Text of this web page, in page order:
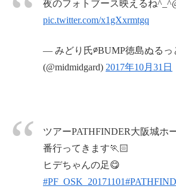
夜のフォトブース映えるね
pic.twitter.com/x1gXxrmtgq
— みどり氏∅BUMP徳島ぬるっ
(@midmidgard) 2017年10月31日
ツアーPATHFINDER大阪城ホ
番行ってきます🏃🏻
ヒデちゃんの足😋
#PF_OSK_20171101